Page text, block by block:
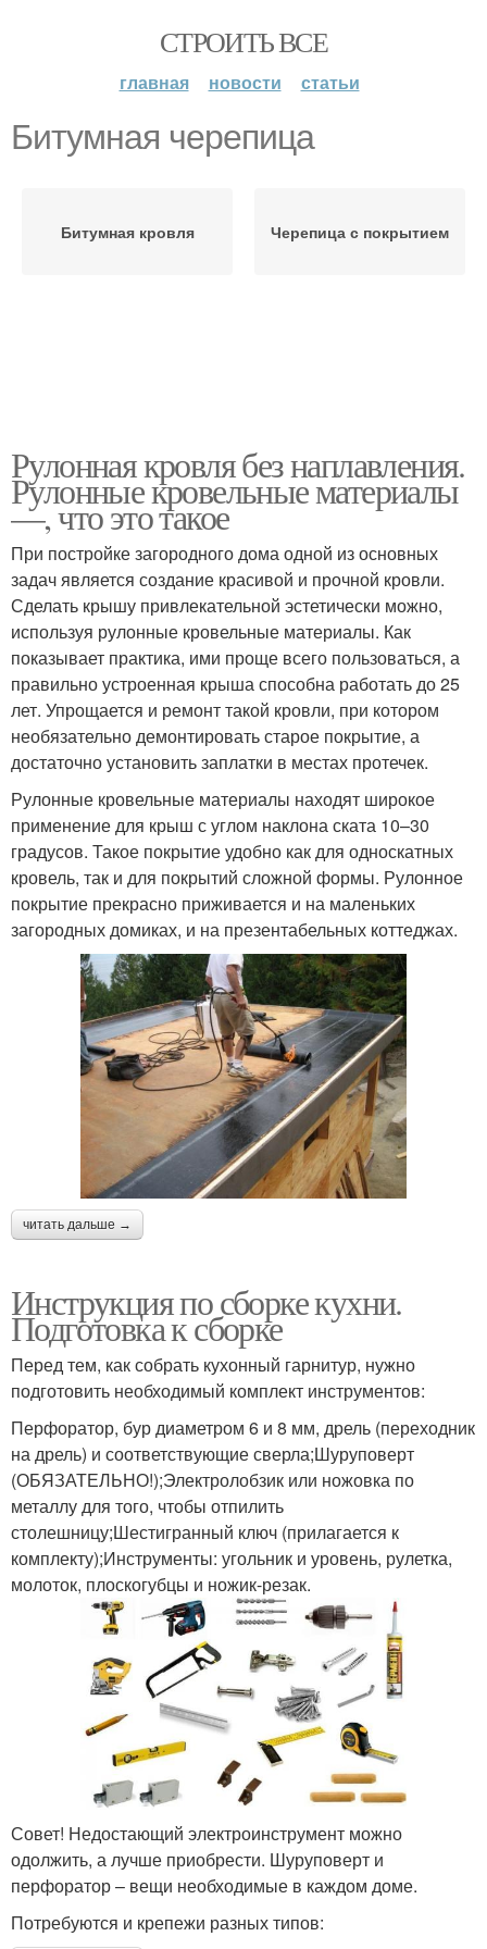
СТРОИТЬ ВСЕ
главная новости статьи
Битумная черепица
Битумная кровля Черепица с покрытием
Рулонная кровля без наплавления.
Рулонные кровельные материалы
—, что это такое
При постройке загородного дома одной из основных
задач является создание красивой и прочной кровли.
Сделать крышу привлекательной эстетически можно,
используя рулонные кровельные материалы. Как
показывает практика, ими проще всего пользоваться, а
правильно устроенная крыша способна работать до 25
лет. Упрощается и ремонт такой кровли, при котором
необязательно демонтировать старое покрытие, а
достаточно установить заплатки в местах протечек.
Рулонные кровельные материалы находят широкое
применение для крыш с углом наклона ската 10–30
градусов. Такое покрытие удобно как для односкатных
кровель, так и для покрытий сложной формы. Рулонное
покрытие прекрасно приживается и на маленьких
загородных домиках, и на презентабельных коттеджах.
читать дальше →
Инструкция по сборке кухни.
Подготовка к сборке
Перед тем, как собрать кухонный гарнитур, нужно
подготовить необходимый комплект инструментов:
Перфоратор, бур диаметром 6 и 8 мм, дрель (переходник
на дрель) и соответствующие сверла;Шуруповерт
(ОБЯЗАТЕЛЬНО!);Электролобзик или ножовка по
металлу для того, чтобы отпилить
столешницу;Шестигранный ключ (прилагается к
комплекту);Инструменты: угольник и уровень, рулетка,
молоток, плоскогубцы и ножик-резак.
Совет! Недостающий электроинструмент можно
одолжить, а лучше приобрести. Шуруповерт и
перфоратор – вещи необходимые в каждом доме.
Потребуются и крепежи разных типов: